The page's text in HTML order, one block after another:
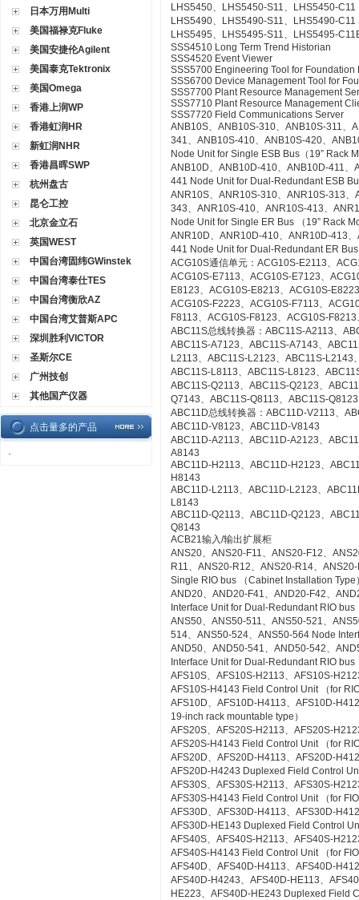
日本万用Multi
美国福禄克Fluke
美国安捷伦Agilent
美国泰克Tektronix
美国Omega
香港上润WP
香港虹润HR
新虹润NHR
香港昌晖SWP
杭州盘古
昆仑工控
北京金立石
英国WEST
中国台湾固纬GWinstek
中国台湾泰仕TES
中国台湾衡欣AZ
中国台湾艾普斯APC
深圳胜利VICTOR
圣斯尔CE
广州技创
其他国产仪器
点击量多的产品
·
LHS5450、LHS5450-S11、LHS5450-
LHS5490、LHS5490-S11、LHS5490-
LHS5495、LHS5495-S11、LHS5495-
SSS4510 Long Term Trend Historian
SSS4520 Event Viewer
SSS5700 Engineering Tool for Foundation
SSS6700 Device Management Tool for
SSS7700 Plant Resource Management
SSS7710 Plant Resource Management
SSS7720 Field Communications Server
ANB10S、ANB10S-310、ANB10S-311、
341、ANB10S-410、ANB10S-420、
Node Unit for Single ESB Bus（19” Rack
ANB10D、ANB10D-410、ANB10D-411
441 Node Unit for Dual-Redundant ESB
ANR10S、ANR10S-310、ANR10S-313
343、ANR10S-410、ANR10S-413、
Node Unit for Single ER Bus （19” Rack
ANR10D、ANR10D-410、ANR10D-413
441 Node Unit for Dual-Redundant ER
ACG10S通信单元：ACG10S-E2113、
ACG10S-E7113、ACG10S-E7123、
E8123、ACG10S-E8213、ACG10S-
ACG10S-F2223、ACG10S-F7113、
F8113、ACG10S-F8123、ACG10S-
ABC11S总线转换器：ABC11S-A2113、
ABC11S-A7123、ABC11S-A7143、
L2113、ABC11S-L2123、ABC11S-
ABC11S-L8113、ABC11S-L8123、
ABC11S-Q2113、ABC11S-Q2123、
Q7143、ABC11S-Q8113、ABC11S-
ABC11D总线转换器：ABC11D-V2113、
ABC11D-V8123、ABC11D-V8143
ABC11D-A2113、ABC11D-A2123、
A8143
ABC11D-H2113、ABC11D-H2123、
H8143
ABC11D-L2113、ABC11D-L2123、
L8143
ABC11D-Q2113、ABC11D-Q2123、
Q8143
ACB21输入/输出扩展柜
ANS20、ANS20-F11、ANS20-F12、
R11、ANS20-R12、ANS20-R14、
Single RIO bus （Cabinet Installation Type
AND20、AND20-F41、AND20-F42、
Interface Unit for Dual-Redundant RIO
ANS50、ANS50-511、ANS50-521、
514、ANS50-524、ANS50-564 Node
AND50、AND50-541、AND50-542、
Interface Unit for Dual-Redundant RIO
AFS10S、AFS10S-H2113、AFS10S-
AFS10S-H4143 Field Control Unit （for
AFS10D、AFS10D-H4113、AFS10D-
19-inch rack mountable type）
AFS20S、AFS20S-H2113、AFS20S-
AFS20S-H4143 Field Control Unit （for
AFS20D、AFS20D-H4113、AFS20D-
AFS20D-H4243 Duplexed Field Control
AFS30S、AFS30S-H2113、AFS30S-
AFS30S-H4143 Field Control Unit （for
AFS30D、AFS30D-H4113、AFS30D-
AFS30D-HE143 Duplexed Field Control
AFS40S、AFS40S-H2113、AFS40S-
AFS40S-H4143 Field Control Unit （for
AFS40D、AFS40D-H4113、AFS40D-
AFS40D-H4243、AFS40D-HE113、
HE223、AFS40D-HE243 Duplexed Field